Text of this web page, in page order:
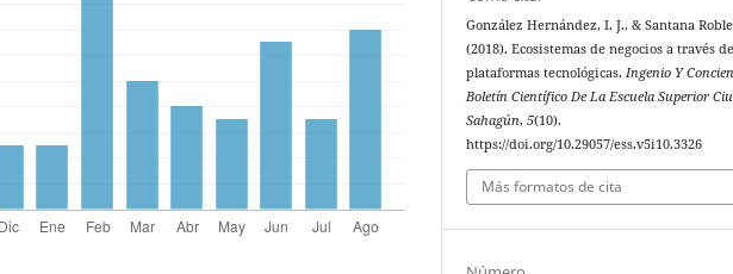
González Hernández, I. J., & Santana
(2018). Ecosistemas de negocios a través de
plataformas tecnológicas.Ingenio Y
Boletín Científico De La Escuela Superior
Sahagún,5(10).
https://doi.org/10.29057/ess.v5i10.3326
Más formatos de cita